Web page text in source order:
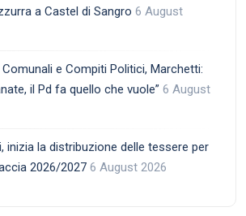
a Castel di Sangro 6 August
e Compiti Politici, Marchetti:
il Pd fa quello che vuole” 6 August
inizia la distribuzione delle tessere per
2026/2027 6 August 2026